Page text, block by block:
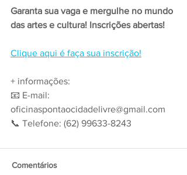
Garanta sua vaga e mergulhe no mundo
das artes e cultura! Inscrições abertas!
Clique aqui é faça sua inscrição!
+ informações:
📧 E-mail:
oficinaspontaocidadelivre@gmail.com
📞 Telefone: (62) 99633-8243
Comentários